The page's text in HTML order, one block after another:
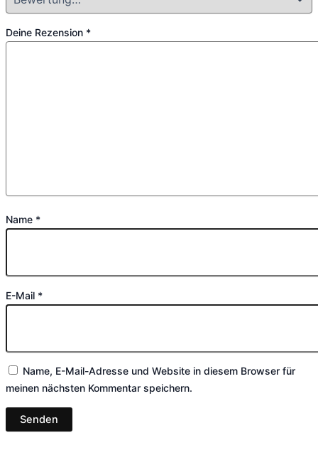
Deine Rezension *
Name *
E-Mail *
Name, E-Mail-Adresse und Website in diesem Browser für
meinen nächsten Kommentar speichern.